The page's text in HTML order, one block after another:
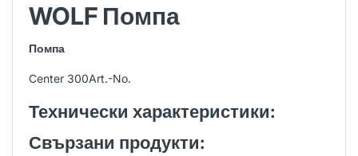
WOLF Помпа
Помпа
Center 300Art.-No.
Технически характеристики:
Свързани продукти: